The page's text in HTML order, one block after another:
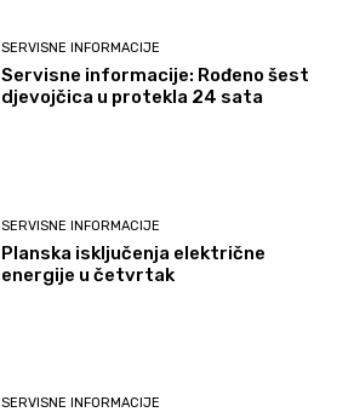
SERVISNE INFORMACIJE
Servisne informacije: Rođeno šest
djevojčica u protekla 24 sata
SERVISNE INFORMACIJE
Planska isključenja električne
energije u četvrtak
SERVISNE INFORMACIJE